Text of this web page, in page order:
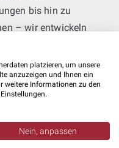
bis hin zu
– wir entwickeln
: Sie liefern das
realisieren
Ihrer
platzieren, um unsere
anzuzeigen und Ihnen ein
weitere Informationen zu den
Nein, anpassen